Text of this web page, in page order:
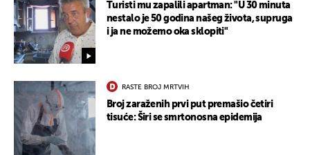
Turisti mu zapalili apartman: "U 30 minuta
nestalo je 50 godina našeg života, supruga
i ja ne možemo oka sklopiti"
RASTE BROJ MRTVIH
Broj zaraženih prvi put premašio četiri
tisuće: Širi se smrtonosna epidemija